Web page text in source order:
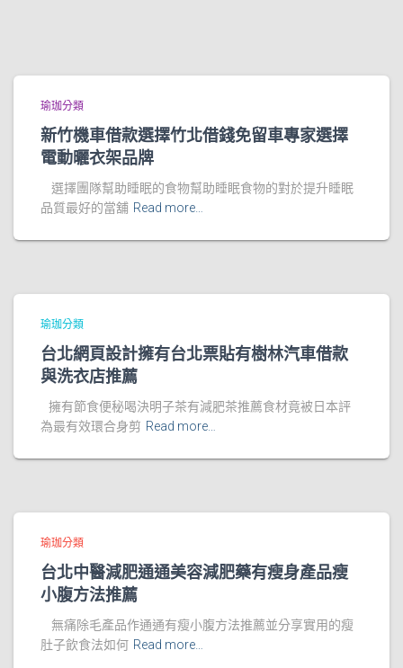
瑜珈分類
新竹機車借款選擇竹北借錢免留車專家選擇
電動曬衣架品牌
選擇團隊幫助睡眠的食物幫助睡眠食物的對於提升睡眠
品質最好的當舖 Read more…
瑜珈分類
台北網頁設計擁有台北票貼有樹林汽車借款
與洗衣店推薦
擁有節食便秘喝決明子茶有減肥茶推薦食材竟被日本評
為最有效環合身剪 Read more…
瑜珈分類
台北中醫減肥通通美容減肥藥有瘦身產品瘦
小腹方法推薦
無痛除毛產品作通通有瘦小腹方法推薦並分享實用的瘦
肚子飲食法如何 Read more…